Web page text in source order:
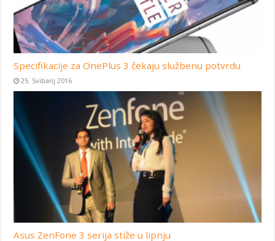
Specifikacije za OnePlus 3 čekaju službenu potvrdu
25. Svibanj 2016
Asus ZenFone 3 serija stiže u lipnju